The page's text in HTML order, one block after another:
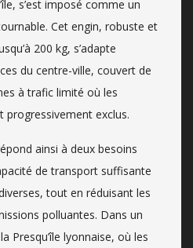
s’est imposé comme un
Cet engin, robuste et
200 kg, s’adapte
du centre-ville, couvert de
à trafic limité où les
progressivement exclus.
ainsi à deux besoins
de transport suffisante
tout en réduisant les
polluantes. Dans un
Presqu’île lyonnaise, où les